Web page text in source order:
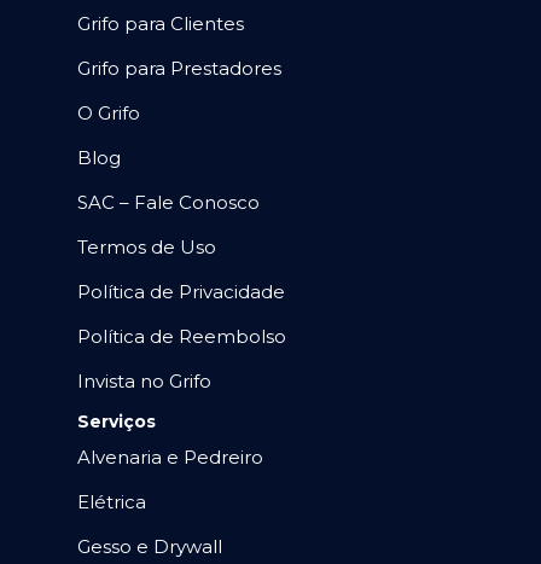
Grifo para Clientes
Grifo para Prestadores
O Grifo
Blog
SAC – Fale Conosco
Termos de Uso
Política de Privacidade
Política de Reembolso
Invista no Grifo
Serviços
Alvenaria e Pedreiro
Elétrica
Gesso e Drywall